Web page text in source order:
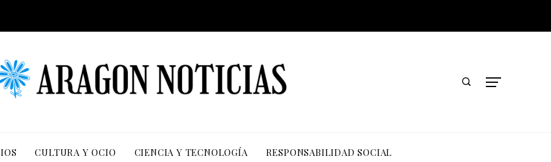
CULTURA Y OCIO CIENCIA Y TECNOLOGÍA RESPONSABILIDAD SOCIAL